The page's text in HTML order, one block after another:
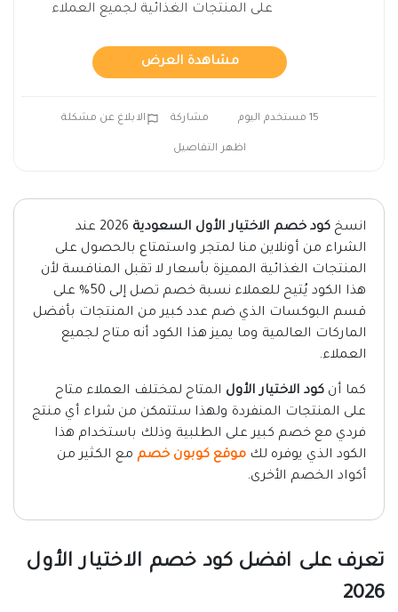
على المنتجات الغذائية لجميع العملاء
مشاهدة العرض
15 مستخدم اليوم مشاركة الابلاغ عن مشكلة
اظهر التفاصيل
انسخ كود خصم الاختيار الأول السعودية
2026 عند
الشراء من أونلاين منا لمتجر واستمتاع بالحصول على
المنتجات الغذائية المميزة بأسعار لا تقبل المنافسة لأن
هذا الكود يُتيح للعملاء نسبة خصم تصل إلى 50% على
قسم البوكسات الذي ضم عدد كبير من المنتجات بأفضل
الماركات العالمية وما يميز هذا الكود أنه متاح لجميع
العملاء.
كما أن كود الاختيار الأول المتاح لمختلف العملاء متاح
على المنتجات المنفردة ولهذا ستتمكن من شراء أي منتج
فردي مع خصم كبير على الطلبية وذلك باستخدام هذا
الكود الذي يوفره لك موقع كوبون خصم مع الكثير من
أكواد الخصم الأخرى.
تعرف على افضل كود خصم الاختيار الأول
2026